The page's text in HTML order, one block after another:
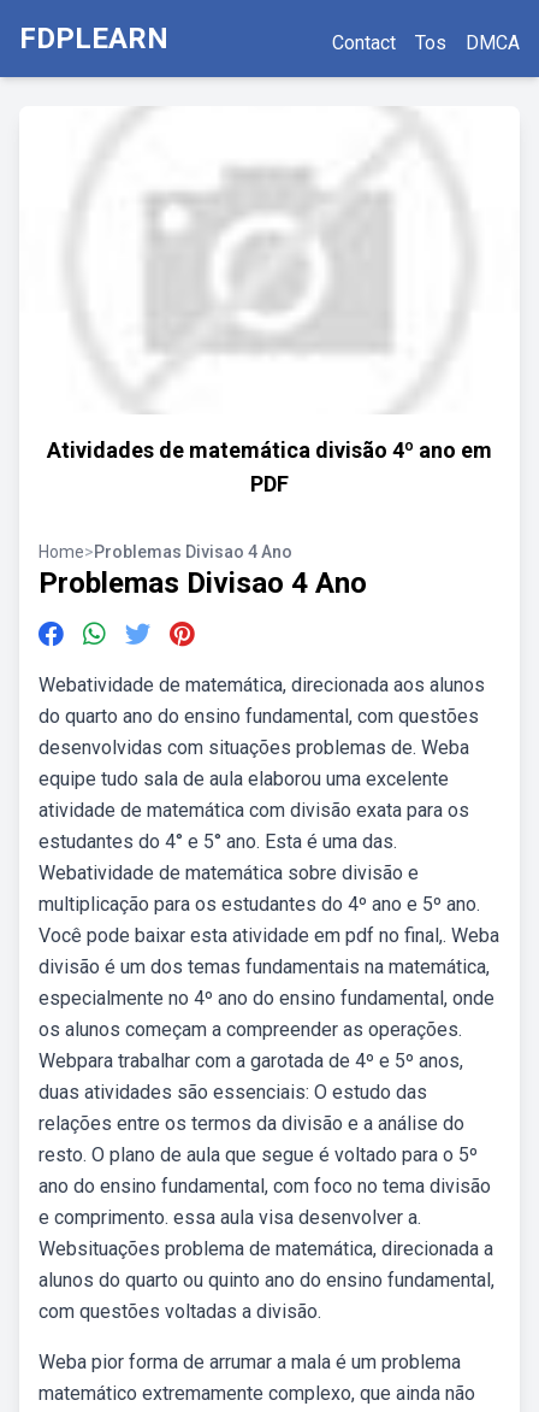
FDPLEARN Contact Tos DMCA
Atividades de matemática divisão 4º ano em
PDF
Home>Problemas Divisao 4 Ano
Problemas Divisao 4 Ano
Webatividade de matemática, direcionada aos alunos
do quarto ano do ensino fundamental, com questões
desenvolvidas com situações problemas de. Weba
equipe tudo sala de aula elaborou uma excelente
atividade de matemática com divisão exata para os
estudantes do 4° e 5° ano. Esta é uma das.
Webatividade de matemática sobre divisão e
multiplicação para os estudantes do 4º ano e 5º ano.
Você pode baixar esta atividade em pdf no final,. Weba
divisão é um dos temas fundamentais na matemática,
especialmente no 4º ano do ensino fundamental, onde
os alunos começam a compreender as operações.
Webpara trabalhar com a garotada de 4º e 5º anos,
duas atividades são essenciais: O estudo das
relações entre os termos da divisão e a análise do
resto. O plano de aula que segue é voltado para o 5º
ano do ensino fundamental, com foco no tema divisão
e comprimento. essa aula visa desenvolver a.
Websituações problema de matemática, direcionada a
alunos do quarto ou quinto ano do ensino fundamental,
com questões voltadas a divisão.
Weba pior forma de arrumar a mala é um problema
matemático extremamente complexo, que ainda não